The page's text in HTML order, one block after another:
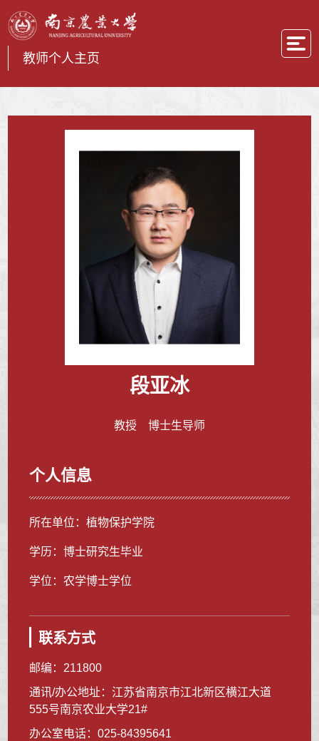
教师个人主页
段亚冰
教授 博士生导师
个人信息
所在单位：植物保护学院
学历：博士研究生毕业
学位：农学博士学位
联系方式
邮编： 211800
通讯/办公地址： 江苏省南京市江北新区横江大道
555号南京农业大学21#
办公室电话：025-84395641